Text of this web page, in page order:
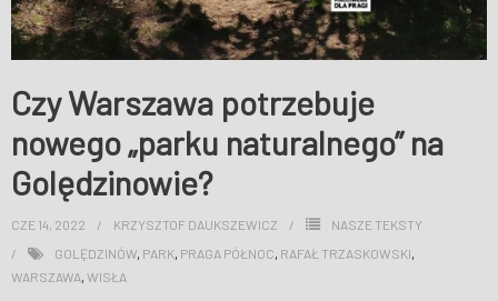
Czy Warszawa potrzebuje
nowego „parku naturalnego” na
Golędzinowie?
CZE 14, 2022 KRZYSZTOF DAUKSZEWICZ
NASZE TEKSTY
GOLĘDZINÓW, PARK, PRAGA PÓŁNOC, RAFAŁ TRZASKOWSKI,
WARSZAWA, WISŁA